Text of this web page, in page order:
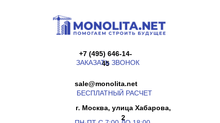
г. Москва, улица Хабарова,
ПН-ПТ С 7:00 ДО 18:00
45
ЗАКАЗАТЬ ЗВОНОК
БЕСПЛАТНЫЙ РАСЧЕТ